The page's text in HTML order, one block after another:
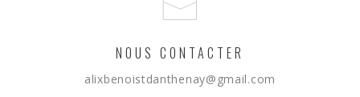
NOUS CONTACTER
alixbenoistdanthenay@gmail.com